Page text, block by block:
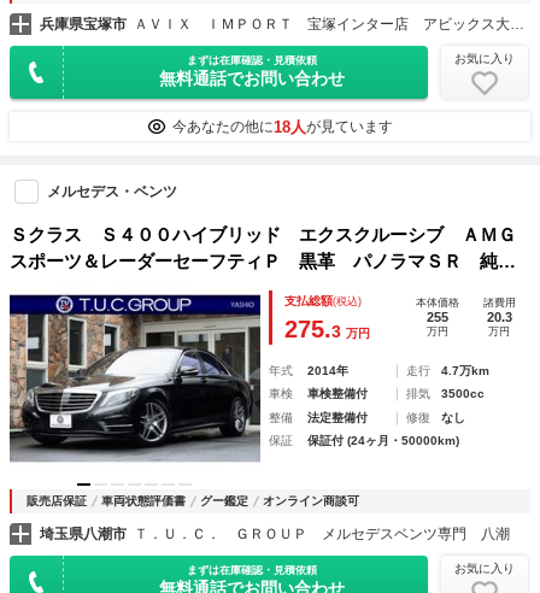
兵庫県宝塚市 ＡＶＩＸ ＩＭＰＯＲＴ 宝塚インター店 アビックス大阪（株）
まずは在庫確認・見積依頼
無料通話でお問い合わせ
お気に入り
今あなたの他に18人が見ています
メルセデス・ベンツ
Ｓクラス Ｓ４００ハイブリッド エクスクルーシブ ＡＭＧ
スポーツ＆レーダーセーフティＰ 黒革 パノラマＳＲ 純正
ナビ フルセグ ３６０カメ ヘッドアップＤ ブルメスタ
ー エアバランスＰ ソフトドアクロージャー 自動トラン
ク フットオープナー ２年保証
支払総額(税込)
275.3 万円
本体価格
255
万円
諸費用
20.3
万円
年式 2014年 走行
4.7万km
車検
車検整備付 排気
3500cc
整備
法定整備付 修復
なし
保証
保証付 (24ヶ月・50000km)
販売店保証 車両状態評価書 グー鑑定 オンライン商談可
埼玉県八潮市 Ｔ．Ｕ．Ｃ． ＧＲＯＵＰ メルセデスベンツ専門 八潮
まずは在庫確認・見積依頼
無料通話でお問い合わせ
お気に入り